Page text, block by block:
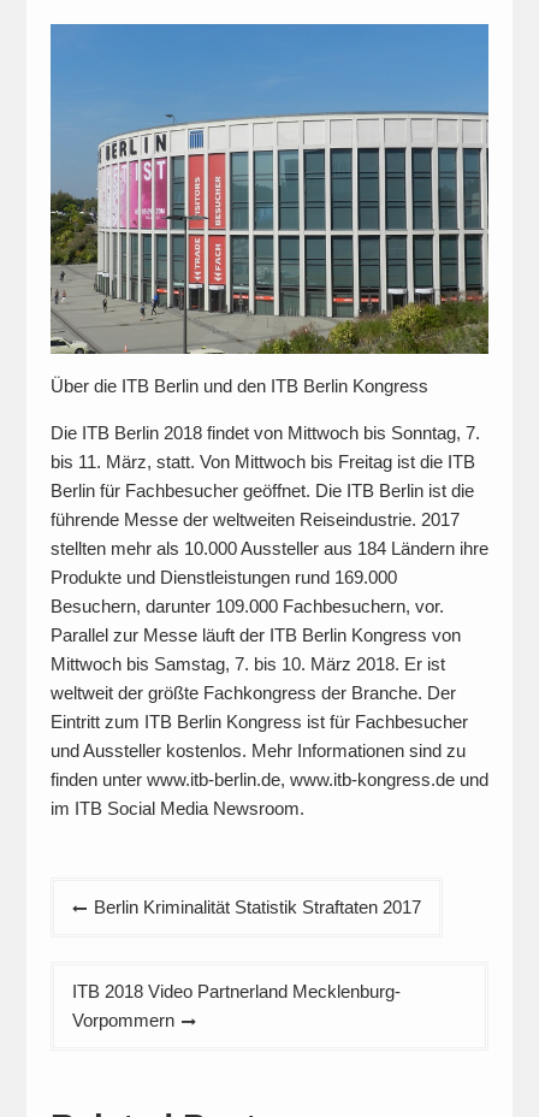
Über die ITB Berlin und den ITB Berlin Kongress
Die ITB Berlin 2018 findet von Mittwoch bis Sonntag, 7.
bis 11. März, statt. Von Mittwoch bis Freitag ist die ITB
Berlin für Fachbesucher geöffnet. Die ITB Berlin ist die
führende Messe der weltweiten Reiseindustrie. 2017
stellten mehr als 10.000 Aussteller aus 184 Ländern ihre
Produkte und Dienstleistungen rund 169.000
Besuchern, darunter 109.000 Fachbesuchern, vor.
Parallel zur Messe läuft der ITB Berlin Kongress von
Mittwoch bis Samstag, 7. bis 10. März 2018. Er ist
weltweit der größte Fachkongress der Branche. Der
Eintritt zum ITB Berlin Kongress ist für Fachbesucher
und Aussteller kostenlos. Mehr Informationen sind zu
finden unter www.itb-berlin.de, www.itb-kongress.de und
im ITB Social Media Newsroom.
Beitragsnavigation
Berlin Kriminalität Statistik Straftaten 2017
ITB 2018 Video Partnerland Mecklenburg-
Vorpommern